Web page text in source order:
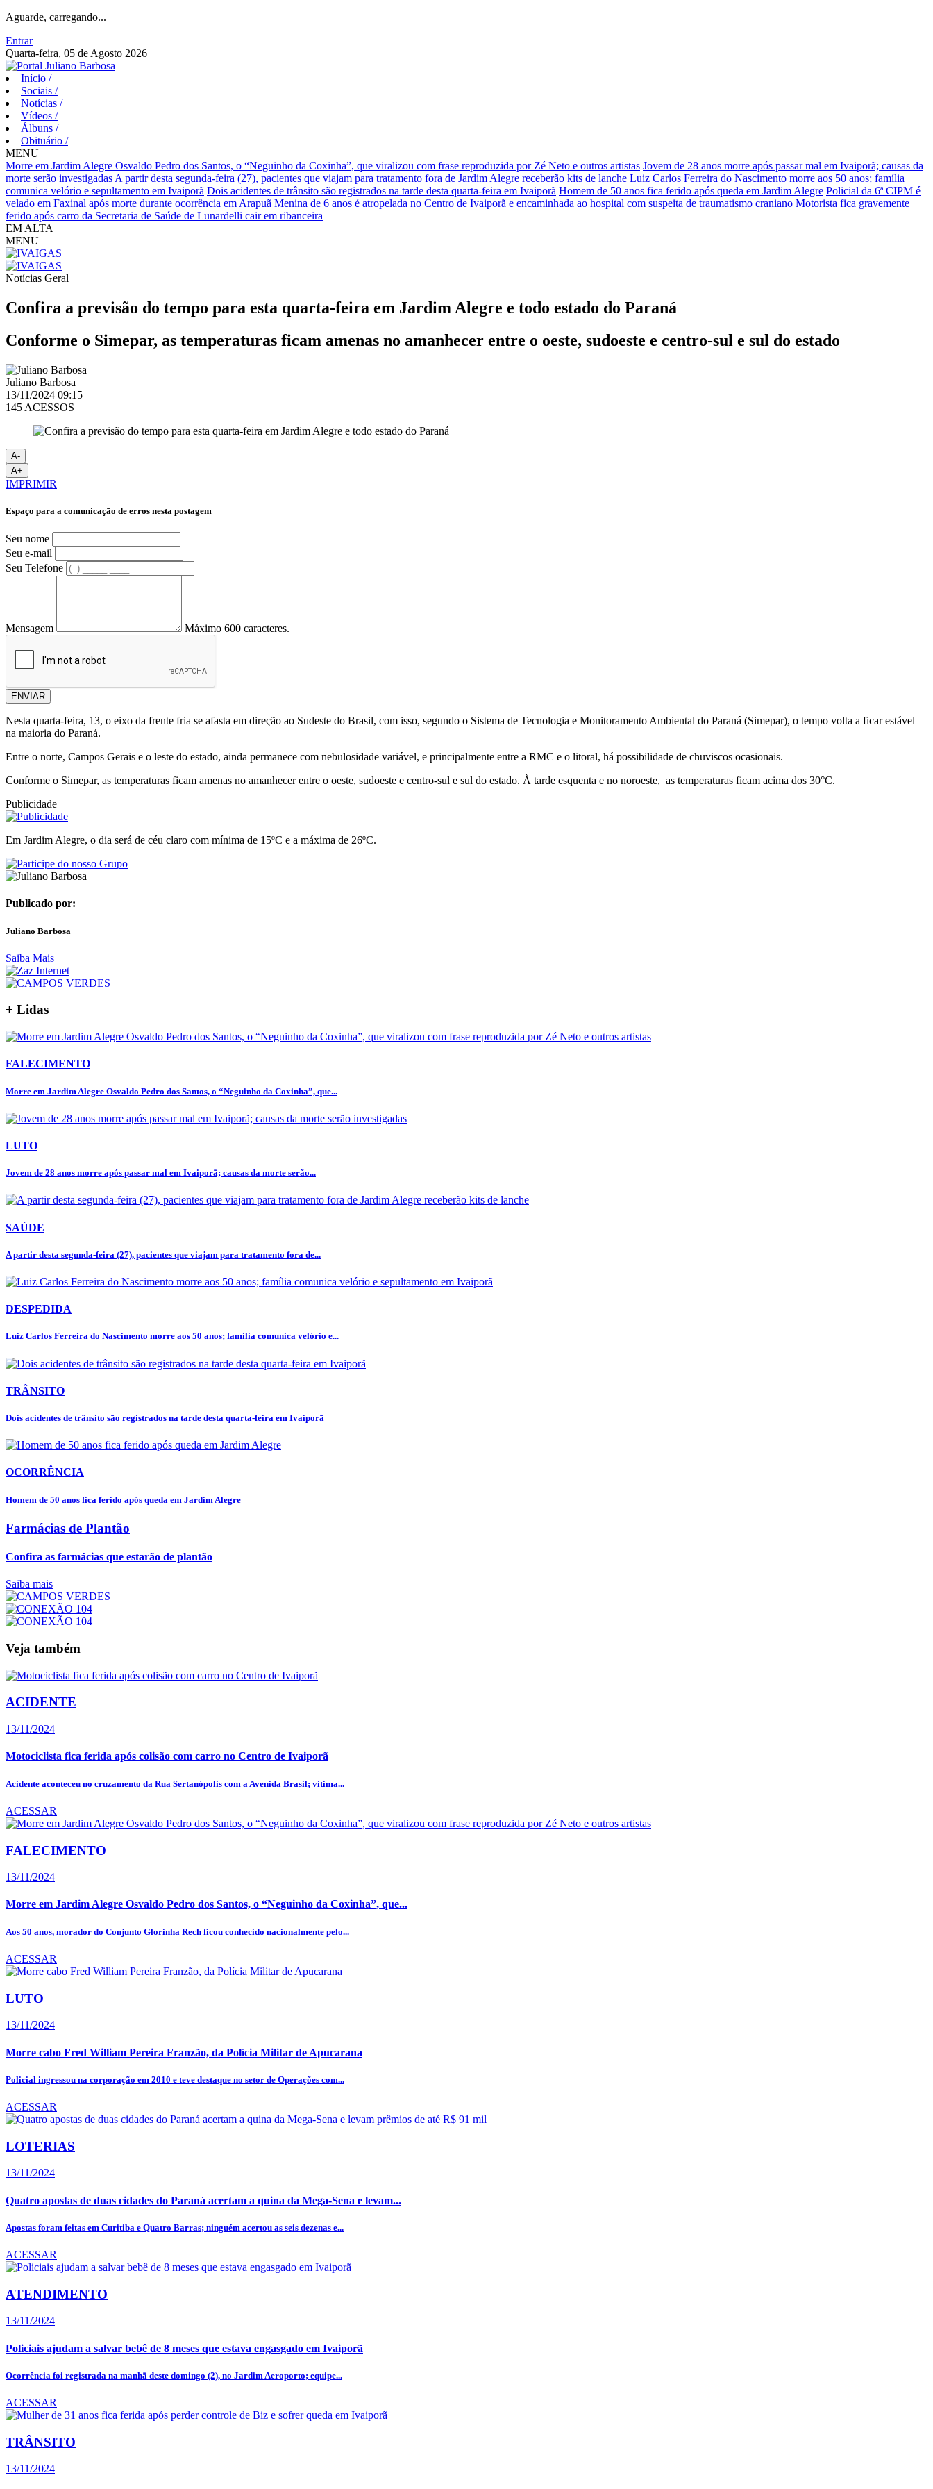
Aguarde, carregando...
Entrar
Quarta-feira, 05 de Agosto 2026
Início /
Sociais /
Notícias /
Vídeos /
Álbuns /
Obituário /
MENU
Morre em Jardim Alegre Osvaldo Pedro dos Santos, o “Neguinho da Coxinha”, que viralizou com frase reproduzida por Zé Neto e outros artistas Jovem de 28 anos morre após passar mal em Ivaiporã; causas da
morte serão investigadas A partir desta segunda-feira (27), pacientes que viajam para tratamento fora de Jardim Alegre receberão kits de lanche Luiz Carlos Ferreira do Nascimento morre aos 50 anos; família
comunica velório e sepultamento em Ivaiporã Dois acidentes de trânsito são registrados na tarde desta quarta-feira em Ivaiporã Homem de 50 anos fica ferido após queda em Jardim Alegre Policial da 6ª CIPM é
velado em Faxinal após morte durante ocorrência em Arapuã Menina de 6 anos é atropelada no Centro de Ivaiporã e encaminhada ao hospital com suspeita de traumatismo craniano Motorista fica gravemente
ferido após carro da Secretaria de Saúde de Lunardelli cair em ribanceira
EM ALTA
MENU
Notícias Geral
Confira a previsão do tempo para esta quarta-feira em Jardim Alegre e todo estado do Paraná
Conforme o Simepar, as temperaturas ficam amenas no amanhecer entre o oeste, sudoeste e centro-sul e sul do estado
Juliano Barbosa
13/11/2024 09:15
145 ACESSOS
A-
A+
IMPRIMIR
Espaço para a comunicação de erros nesta postagem
Seu nome
Seu e-mail
Seu Telefone
Mensagem Máximo 600 caracteres.
ENVIAR
Nesta quarta-feira, 13, o eixo da frente fria se afasta em direção ao Sudeste do Brasil, com isso, segundo o Sistema de Tecnologia e Monitoramento Ambiental do Paraná (Simepar), o tempo volta a ficar estável
na maioria do Paraná.
Entre o norte, Campos Gerais e o leste do estado, ainda permanece com nebulosidade variável, e principalmente entre a RMC e o litoral, há possibilidade de chuviscos ocasionais.
Conforme o Simepar, as temperaturas ficam amenas no amanhecer entre o oeste, sudoeste e centro-sul e sul do estado. À tarde esquenta e no noroeste, as temperaturas ficam acima dos 30°C.
Publicidade
Em Jardim Alegre, o dia será de céu claro com mínima de 15ºC e a máxima de 26ºC.
Publicado por:
Juliano Barbosa
Saiba Mais
+ Lidas
FALECIMENTO
Morre em Jardim Alegre Osvaldo Pedro dos Santos, o “Neguinho da Coxinha”, que...
LUTO
Jovem de 28 anos morre após passar mal em Ivaiporã; causas da morte serão...
SAÚDE
A partir desta segunda-feira (27), pacientes que viajam para tratamento fora de...
DESPEDIDA
Luiz Carlos Ferreira do Nascimento morre aos 50 anos; família comunica velório e...
TRÂNSITO
Dois acidentes de trânsito são registrados na tarde desta quarta-feira em Ivaiporã
OCORRÊNCIA
Homem de 50 anos fica ferido após queda em Jardim Alegre
Farmácias de Plantão
Confira as farmácias que estarão de plantão
Saiba mais
Veja também
ACIDENTE
13/11/2024
Motociclista fica ferida após colisão com carro no Centro de Ivaiporã
Acidente aconteceu no cruzamento da Rua Sertanópolis com a Avenida Brasil; vítima...
ACESSAR
FALECIMENTO
13/11/2024
Morre em Jardim Alegre Osvaldo Pedro dos Santos, o “Neguinho da Coxinha”, que...
Aos 50 anos, morador do Conjunto Glorinha Rech ficou conhecido nacionalmente pelo...
ACESSAR
LUTO
13/11/2024
Morre cabo Fred William Pereira Franzão, da Polícia Militar de Apucarana
Policial ingressou na corporação em 2010 e teve destaque no setor de Operações com...
ACESSAR
LOTERIAS
13/11/2024
Quatro apostas de duas cidades do Paraná acertam a quina da Mega-Sena e levam...
Apostas foram feitas em Curitiba e Quatro Barras; ninguém acertou as seis dezenas e...
ACESSAR
ATENDIMENTO
13/11/2024
Policiais ajudam a salvar bebê de 8 meses que estava engasgado em Ivaiporã
Ocorrência foi registrada na manhã deste domingo (2), no Jardim Aeroporto; equipe...
ACESSAR
TRÂNSITO
13/11/2024